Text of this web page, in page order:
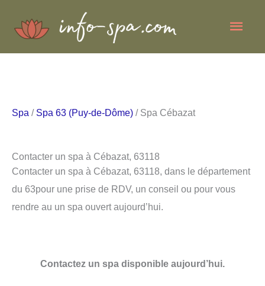
Spa / Spa 63 (Puy-de-Dôme) / Spa Cébazat
Contacter un spa à Cébazat, 63118
Contacter un spa à Cébazat, 63118, dans le département
du 63pour une prise de RDV, un conseil ou pour vous
rendre au un spa ouvert aujourd’hui.
Contactez un spa disponible aujourd’hui.